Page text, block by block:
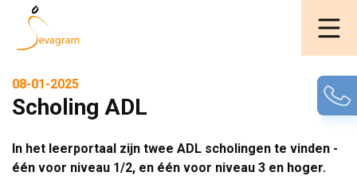
08-01-2025
Scholing ADL
In het leerportaal zijn twee ADL scholingen te vinden -
één voor niveau 1/2, en één voor niveau 3 en hoger.